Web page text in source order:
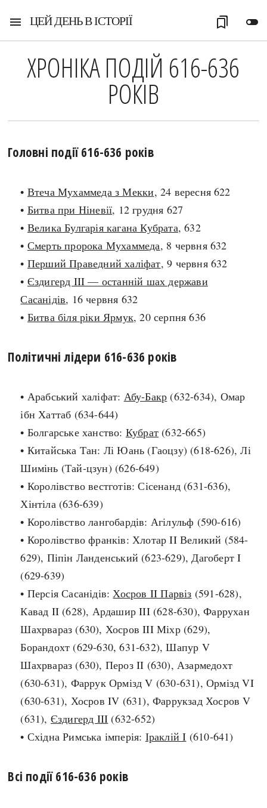
menu ЦЕЙ ДЕНЬ В ІСТОРІЇ toggle_off
bookmarks
СЬОГОДНІ
ПРАВИЛА ЖИТТЯ
ВИ (НЕ) ЗНАЛИ
ПОДКАСТИ
КАРТИ
НОТА БЕНЕ
ФОТОІСТОРІЇ
ПРЯМА МОВА
МОЯ ІСТОРІЯ
Рубрики
Авіація і космонавтика
Архітектура і будівництво
Кримінал
Культура і мистецтво
Людина і суспільство
Наука, освіта і техніка
Особистості
Подорожі і відкриття
Чудеса світу
Україна
Княжа доба
Козацька доба
Українська революція
Україна незалежна
Хронологія
Античні часи
Темні віки
Високе Середньовіччя
Пізнє Середньовіччя
Нова історія
ХРОНІКА ПОДІЙ 616-636
РОКІВ
Головні події 616-636 років
• Втеча Мухаммеда з Мекки, 24 вересня 622
• Битва при Ніневії, 12 грудня 627
• Велика Булгарія кагана Кубрата, 632
• Смерть пророка Мухаммеда, 8 червня 632
• Перший Праведний халіфат, 9 червня 632
• Єздигерд III — останній шах держави
Сасанідів, 16 червня 632
• Битва біля ріки Ярмук, 20 серпня 636
Політичні лідери 616-636 років
• Арабський халіфат: Абу-Бакр (632-634), Омар
ібн Хаттаб (634-644)
• Болгарське ханство: Кубрат (632-665)
• Китайська Тан: Лі Юань (Гаоцзу) (618-626), Лі
Шимінь (Тай-цзун) (626-649)
• Королівство вестготів: Сісенанд (631-636),
Хінтіла (636-639)
• Королівство лангобардів: Агілульф (590-616)
• Королівство франків: Хлотар II Великий (584-
629), Піпін Ланденський (623-629), Дагоберт I
(629-639)
• Персія Сасанідів:Хосров II Парвіз (591-628),
Кавад II (628), Ардашир III (628-630), Фаррухан
Шахрвараз (630), Хосров III Міхр (629),
Борандохт (629-630, 631-632), Шапур V
Шахрвараз (630), Пероз II (630), Азармедохт
(630-631), Фаррук Ормізд V (630-631), Ормізд VI
(630-631), Хосров IV (631), Фаррукзад Хосров V
(631), Єздигерд III (632-652)
• Східна Римська імперія: Іраклій I (610-641)
Всі події 616-636 років